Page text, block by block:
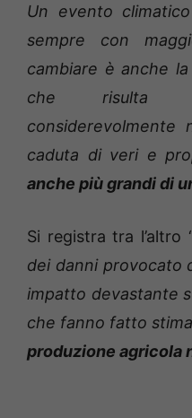
Un evento
sempre con
cambiare è anche
che risulta
considerevolmente
caduta di veri e
anche più grandi di
Si registra tra l’altro
dei danni provocato
impatto devastante
che fanno fatto
produzione agricola